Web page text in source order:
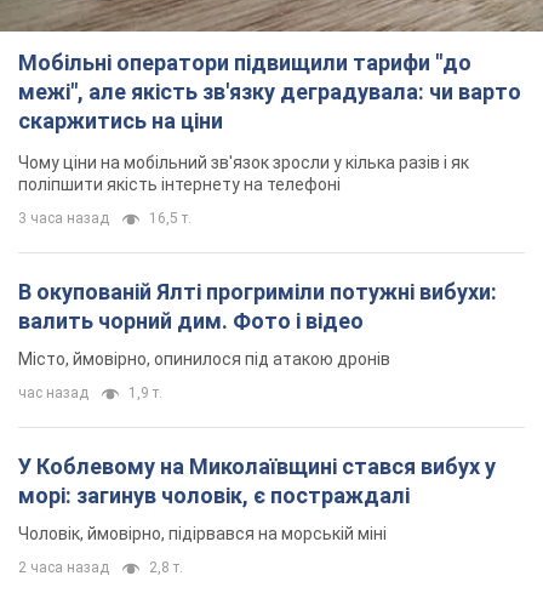
Мобільні оператори підвищили тарифи "до
межі", але якість зв'язку деградувала: чи варто
скаржитись на ціни
Чому ціни на мобільний зв'язок зросли у кілька разів і як
поліпшити якість інтернету на телефоні
3 часа назад 16,5 т.
В окупованій Ялті прогриміли потужні вибухи:
валить чорний дим. Фото і відео
Місто, ймовірно, опинилося під атакою дронів
час назад 1,9 т.
У Коблевому на Миколаївщині стався вибух у
морі: загинув чоловік, є постраждалі
Чоловік, ймовірно, підірвався на морській міні
2 часа назад 2,8 т.